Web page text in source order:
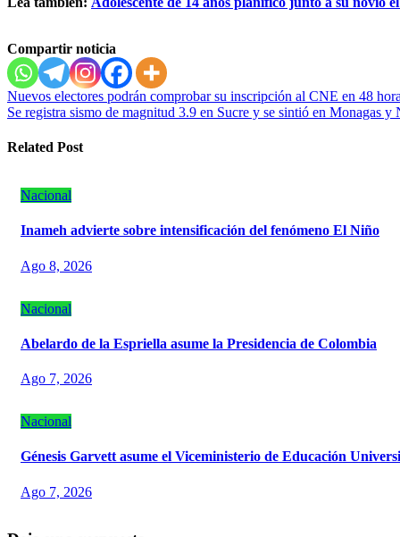
Compartir noticia
Navegación
de
entradas
Nuevos electores podrán comprobar su inscripción al CNE en 48
Se registra sismo de magnitud 3.9 en Sucre y se sintió en Monagas y
Related Post
Nacional
Inameh advierte sobre intensificación del fenómeno El Niño
Ago 8, 2026
Nacional
Abelardo de la Espriella asume la Presidencia de Colombia
Ago 7, 2026
Nacional
Génesis Garvett asume el Viceministerio de Educación
Ago 7, 2026